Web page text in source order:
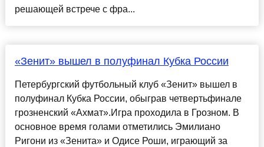
решающей встрече с фра...
«Зенит» вышел в полуфинал Кубка России
Петербургский футбольный клуб «Зенит» вышел в
полуфинал Кубка России, обыграв четвертьфинале
грозненский «Ахмат».Игра проходила в Грозном. В
основное время голами отметились Эмилиано
Ригони из «Зенита» и Одисе Роши, играющий за